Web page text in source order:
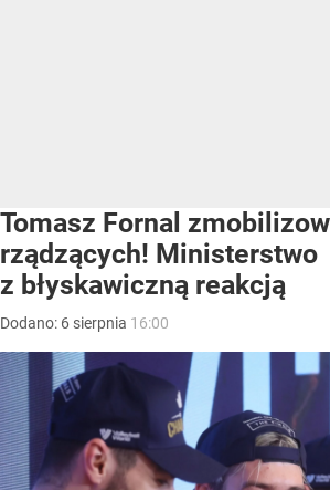
Tomasz Fornal
rządzących! Ministerstwo
z błyskawiczną reakcją
Dodano: 6 sierpnia 16:00